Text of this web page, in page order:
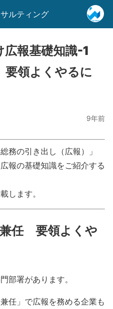
ルティング
広報基礎知識-1
領よくやるに
9年前
務の引き出し（広報）」
報の基礎知識をご紹介する
します。
任 要領よくや
部署があります。
任」で広報を務める企業も